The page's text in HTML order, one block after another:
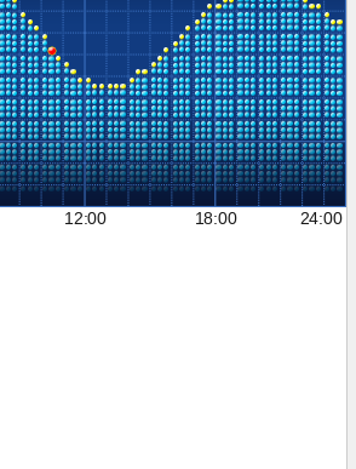
12:00 18:00 24:00